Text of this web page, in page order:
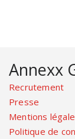
Annexx
Recrutement
Presse
Mentions
Politique de